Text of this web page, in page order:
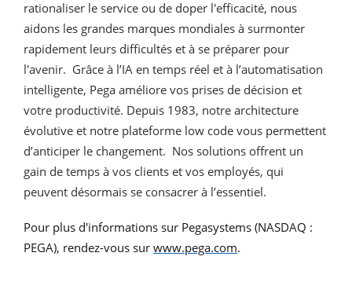
rationaliser le service ou de doper l'efficacité, nous
aidons les grandes marques mondiales à surmonter
rapidement leurs difficultés et à se préparer pour
l'avenir. Grâce à l’IA en temps réel et à l’automatisation
intelligente, Pega améliore vos prises de décision et
votre productivité. Depuis 1983, notre architecture
évolutive et notre plateforme low code vous permettent
d’anticiper le changement. Nos solutions offrent un
gain de temps à vos clients et vos employés, qui
peuvent désormais se consacrer à l’essentiel.
Pour plus d'informations sur Pegasystems (NASDAQ :
PEGA), rendez-vous sur www.pega.com.